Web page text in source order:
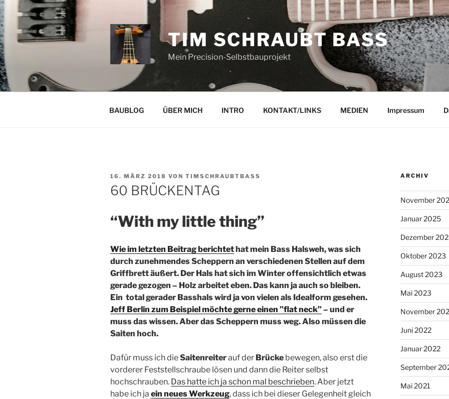
Zum
Inhalt
springen
TIM SCHRAUBT BASS
Mein Precision-Selbstbauprojekt
BAUBLOG ÜBER MICH INTRO KONTAKT/LINKS MEDIEN Impressum
VERÖFFENTLICHT
AM
16. MÄRZ 2018 VON TIMSCHRAUBTBASS
60 BRÜCKENTAG
“With my little thing”
Wie im letzten Beitrag berichtethat mein Bass Halsweh, was sich
durch zunehmendes Scheppern an verschiedenen Stellen auf dem
Griffbrett äußert. Der Hals hat sich im Winter offensichtlich etwas
gerade gezogen – Holz arbeitet eben. Das kann ja auch so bleiben.
Ein total gerader Basshals wird ja von vielen als Idealform gesehen.
Jeff Berlin zum Beispiel möchte gerne einen ”flat neck”– und er
muss das wissen. Aber das Scheppern muss weg. Also müssen die
Saiten hoch.
Dafür muss ich dieSaitenreiterauf der Brücke bewegen, also erst die
vorderer Feststellschraube lösen und dann die Reiter selbst
hochschrauben. Das hatte ich ja schon mal beschrieben. Aber jetzt
habe ich ja ein neues Werkzeug, dass ich bei dieser Gelegenheit gleich
ARCHIV
November
Januar 2025
Dezember
Oktober 2023
August 2023
Mai 2023
November
Juni 2022
Januar 2022
September
Mai 2021